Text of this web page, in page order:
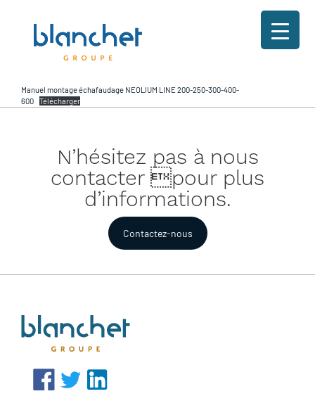
Manuel montage échafaudage NEOLIUM LINE 200-250-300-400-
600
Télécharger
N’hésitez pas à nous
contacter pour plus
d’informations.
Contactez-nous